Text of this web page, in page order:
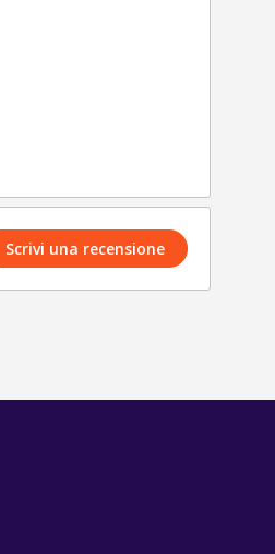
Scrivi una recensione